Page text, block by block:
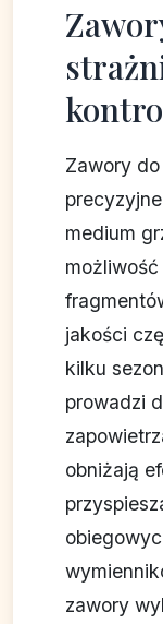
Zawory
medium
jakości
kilku
prowadzi
obniżają
zawory